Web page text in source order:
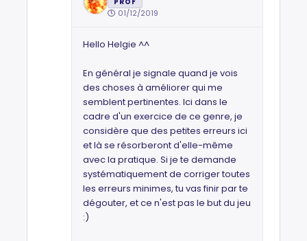
01/12/2019
Hello Helgie ^^
En général je signale quand je vois
des choses à améliorer qui me
semblent pertinentes. Ici dans le
cadre d'un exercice de ce genre, je
considère que des petites erreurs ici
et là se résorberont d'elle-même
avec la pratique. Si je te demande
systématiquement de corriger toutes
les erreurs minimes, tu vas finir par te
dégouter, et ce n'est pas le but du jeu
:)